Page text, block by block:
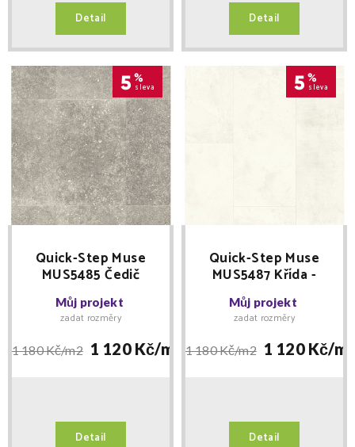
Detail Detail
5 %
sleva
Quick-Step Muse
MUS5485 Čedič
temný - laminátová
podlaha
Můj projekt
zadat rozměry
1 180 Kč/m2 1 120 Kč/m2
Detail
5 %
sleva
Quick-Step Muse
MUS5487 Křída -
laminátová podlaha
Můj projekt
zadat rozměry
1 180 Kč/m2 1 120 Kč/
Detail